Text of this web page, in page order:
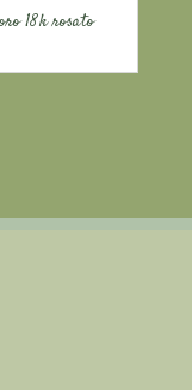
18k rosato